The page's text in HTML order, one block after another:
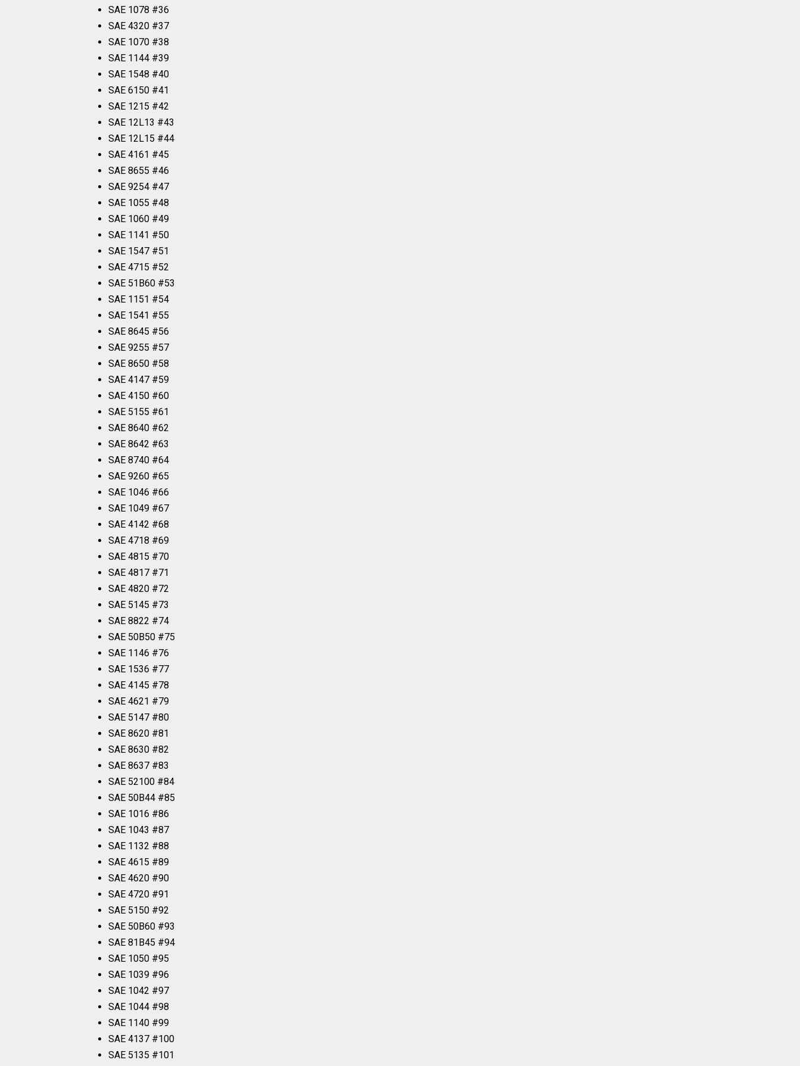
SAE 1078 #36
SAE 4320 #37
SAE 1070 #38
SAE 1144 #39
SAE 1548 #40
SAE 6150 #41
SAE 1215 #42
SAE 12L13 #43
SAE 12L15 #44
SAE 4161 #45
SAE 8655 #46
SAE 9254 #47
SAE 1055 #48
SAE 1060 #49
SAE 1141 #50
SAE 1547 #51
SAE 4715 #52
SAE 51B60 #53
SAE 1151 #54
SAE 1541 #55
SAE 8645 #56
SAE 9255 #57
SAE 8650 #58
SAE 4147 #59
SAE 4150 #60
SAE 5155 #61
SAE 8640 #62
SAE 8642 #63
SAE 8740 #64
SAE 9260 #65
SAE 1046 #66
SAE 1049 #67
SAE 4142 #68
SAE 4718 #69
SAE 4815 #70
SAE 4817 #71
SAE 4820 #72
SAE 5145 #73
SAE 8822 #74
SAE 50B50 #75
SAE 1146 #76
SAE 1536 #77
SAE 4145 #78
SAE 4621 #79
SAE 5147 #80
SAE 8620 #81
SAE 8630 #82
SAE 8637 #83
SAE 52100 #84
SAE 50B44 #85
SAE 1016 #86
SAE 1043 #87
SAE 1132 #88
SAE 4615 #89
SAE 4620 #90
SAE 4720 #91
SAE 5150 #92
SAE 50B60 #93
SAE 81B45 #94
SAE 1050 #95
SAE 1039 #96
SAE 1042 #97
SAE 1044 #98
SAE 1140 #99
SAE 4137 #100
SAE 5135 #101